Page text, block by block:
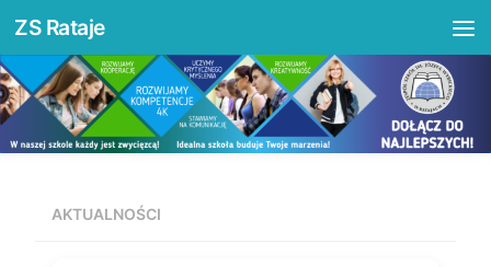
treściPrzejdź do treści
ZS Rataje
AKTUALNOŚCI